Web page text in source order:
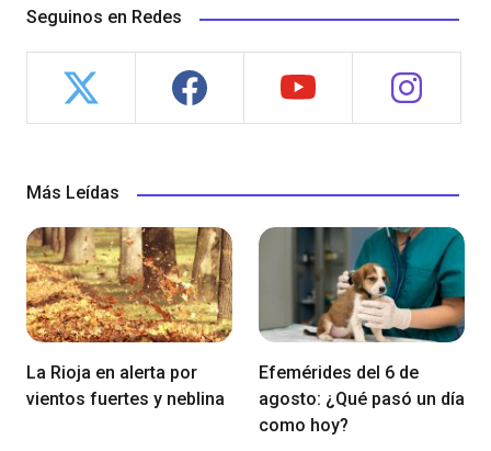
Seguinos en Redes
Más Leídas
La Rioja en alerta por
vientos fuertes y neblina
Efemérides del 6 de
agosto: ¿Qué pasó un día
como hoy?